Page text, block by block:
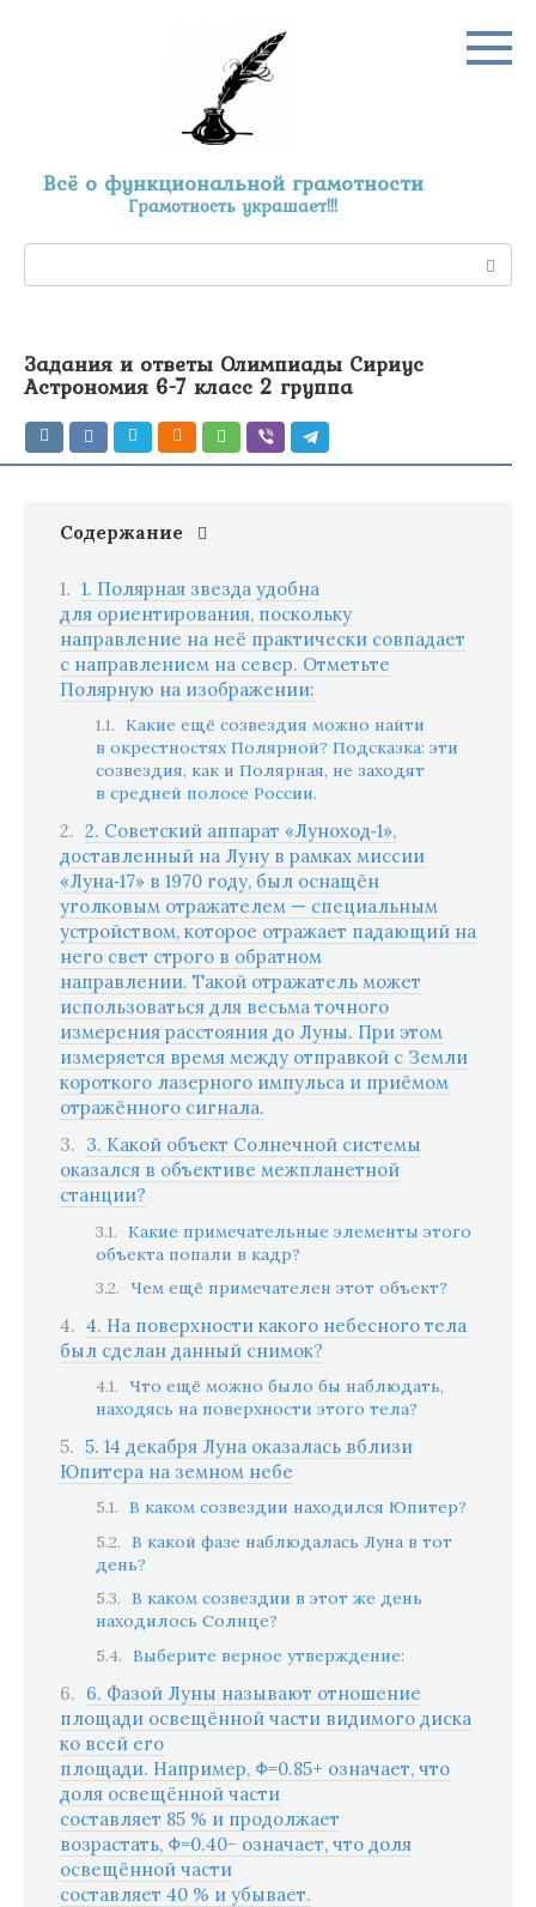
Всё о функциональной грамотности
Грамотность украшает!!!
Поиск:
Задания и ответы Олимпиады Сириус
Астрономия 6-7 класс 2 группа
Содержание
1. Полярная звезда удобна
для ориентирования, поскольку
направление на неё практически совпадает
с направлением на север. Отметьте
Полярную на изображении:
Какие ещё созвездия можно найти
в окрестностях Полярной? Подсказка: эти
созвездия, как и Полярная, не заходят
в средней полосе России.
2. Советский аппарат «Луноход‑1»,
доставленный на Луну в рамках миссии
«Луна‑17» в 1970 году, был оснащён
уголковым отражателем — специальным
устройством, которое отражает падающий на
него свет строго в обратном
направлении. Такой отражатель может
использоваться для весьма точного
измерения расстояния до Луны. При этом
измеряется время между отправкой с Земли
короткого лазерного импульса и приёмом
отражённого сигнала.
3. Какой объект Солнечной системы
оказался в объективе межпланетной
станции?
Какие примечательные элементы этого
объекта попали в кадр?
Чем ещё примечателен этот объект?
4. На поверхности какого небесного тела
был сделан данный снимок?
Что ещё можно было бы наблюдать,
находясь на поверхности этого тела?
5. 14 декабря Луна оказалась вблизи
Юпитера на земном небе
В каком созвездии находился Юпитер?
В какой фазе наблюдалась Луна в тот
день?
В каком созвездии в этот же день
находилось Солнце?
Выберите верное утверждение:
6. Фазой Луны называют отношение
площади освещённой части видимого диска
ко всей его
площади. Например, Φ=0.85+ означает, что
доля освещённой части
составляет 85 % и продолжает
возрастать, Φ=0.40− означает, что доля
освещённой части
составляет 40 % и убывает.